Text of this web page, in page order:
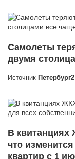
Самолеты
двумя
Источник Петербург2
В квитанциях
что
квартир с 1